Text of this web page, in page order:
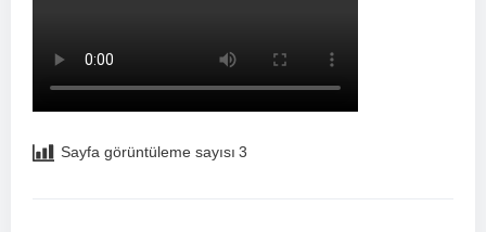
Sayfa görüntüleme sayısı 3